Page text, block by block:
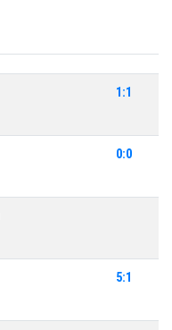
1:1
0:0
5:1